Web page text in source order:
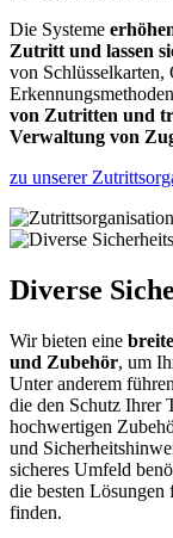
Die Systeme
Zutritt und lassen
von Schlüsselkarten,
von Zutritten und
Verwaltung von
zu unserer
Diverse
Wir bieten eine
und Zubehör, um
Unter anderem
die den Schutz Ihrer
hochwertigen
und
sicheres Umfeld
die besten
finden.